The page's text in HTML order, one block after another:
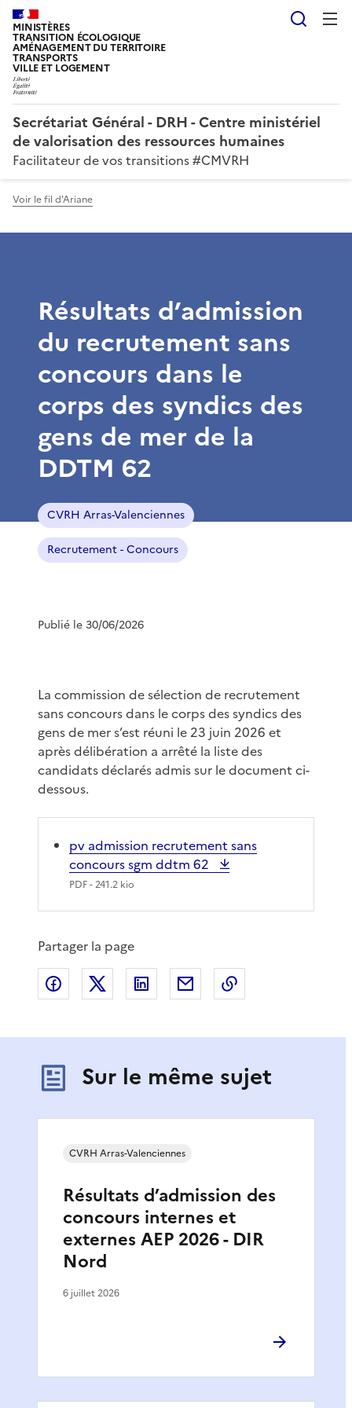
MINISTÈRES
TRANSITION ÉCOLOGIQUE
AMÉNAGEMENT DU TERRITOIRE
TRANSPORTS
VILLE ET LOGEMENT
Secrétariat Général - DRH - Centre ministériel
de valorisation des ressources humaines
Facilitateur de vos transitions #CMVRH
Voir le fil d'Ariane
Résultats d’admission
du recrutement sans
concours dans le
corps des syndics des
gens de mer de la
DDTM 62
CVRH Arras-Valenciennes
Recrutement - Concours
Publié le 30/06/2026
La commission de sélection de recrutement
sans concours dans le corps des syndics des
gens de mer s’est réuni le 23 juin 2026 et
après délibération a arrêté la liste des
candidats déclarés admis sur le document ci-
dessous.
pv admission recrutement sans
concours sgm ddtm 62
PDF- 241.2 kio
Partager la page
Partager sur Facebook
Partager sur XPartager sur LinkedIn
Partager par email
Sur le même sujet
Résultats d’admission des
concours internes et
externes AEP 2026 - DIR
Nord
CVRH Arras-Valenciennes
6 juillet 2026